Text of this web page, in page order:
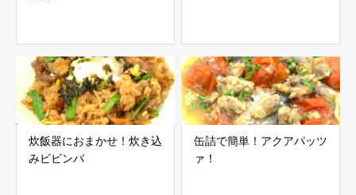
炊飯器におまかせ！炊き込
みビビンバ
缶詰で簡単！アクアパッツ
ァ！